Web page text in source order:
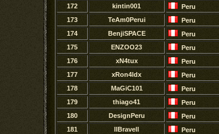
172
kintin001 Peru
173
TeAm0Perui Peru
174
BenjiSPACE Peru
175
ENZOO23 Peru
176
xN4tux Peru
177
xRon4ldx Peru
178
MaGiC101 Peru
179
thiago41 Peru
180
DesignPeru Peru
181
llBravell Peru